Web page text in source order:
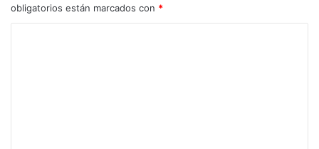
obligatorios están marcados con *